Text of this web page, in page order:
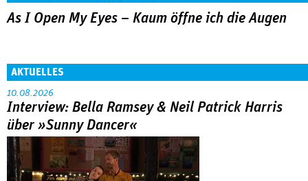
As I Open My Eyes – Kaum öffne ich die Augen
AKTUELLES
10.08.2026
Interview: Bella Ramsey & Neil Patrick Harris
über »Sunny Dancer«